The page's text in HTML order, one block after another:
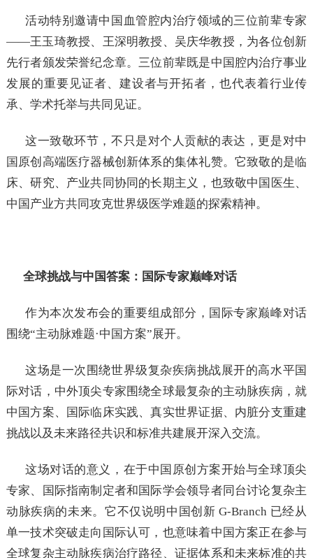
活动特别邀请中国血管腔内治疗领域的三位前辈专家
——王玉琦教授、王深明教授、吴庆华教授，为各位创新
先行者颁发荣誉纪念章。三位前辈既是中国腔内治疗事业
发展的重要见证者、建设者与开拓者，也代表着行业传
承、学术托举与共同见证。
这一致敬环节，不只是对个人贡献的表达，更是对中
国原创高端医疗器械创新体系的集体礼赞。它致敬的是临
床、研究、产业共同协同的长期主义，也致敬中国医生、
中国产业方共同攻克世界级医学难题的探索精神。
全球挑战与中国答案：国际专家巅峰对话
作为本次发布会的重要组成部分，国际专家巅峰对话
围绕“主动脉难题·中国方案”展开。
这场是一次围绕世界级复杂疾病挑战展开的高水平国
际对话，中外顶尖专家围绕全球最复杂的主动脉疾病，就
中国方案、国际临床实践、真实世界证据、内脏分支重建
挑战以及未来路径共识和标准共建展开深入交流。
这场对话的意义，在于中国原创方案开始与全球顶尖
专家、国际指南制定者和国际学会领导者同台讨论复杂主
动脉疾病的未来。它不仅说明中国创新 G-Branch 已经从
单一技术突破走向国际认可，也意味着中国方案正在参与
全球复杂主动脉疾病治疗路径、证据体系和未来标准的共